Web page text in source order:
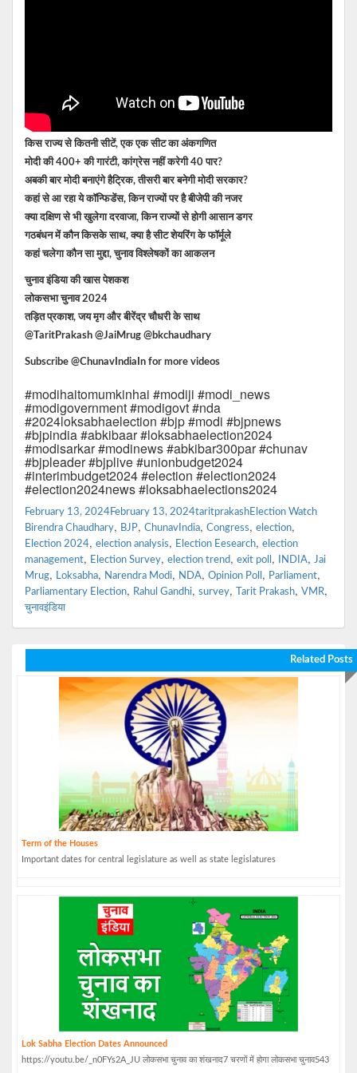
किस राज्य से कितनी सीटें, एक एक सीट का अंकगणित
मोदी की 400+ की गारंटी, कांग्रेस नहीं करेगी 40 पार?
अबकी बार मोदी बनाएंगे हैट्रिक, तीसरी बार बनेगी मोदी सरकार?
कहां से आ रहा ये कॉन्फिडेंस, किन राज्यों पर है बीजेपी की नजर
क्या दक्षिण से भी खुलेगा दरवाजा, किन राज्यों से होगी आसान डगर
गठबंधन में कौन किसके साथ, क्या है सीट शेयरिंग के फॉर्मूले
कहां चलेगा कौन सा मुद्दा, चुनाव विश्लेषकों का आकलन
चुनाव इंडिया की खास पेशकश
लोकसभा चुनाव 2024
तड़ित प्रकाश, जय मृग और बीरेंद्र चौधरी के साथ
@TaritPrakash @JaiMrug @bkchaudhary
Subscribe @ChunavIndiaIn for more videos
#modihaitomumkinhai #modiji #modi_news
#modigovernment #modigovt #nda
#2024loksabhaelection #bjp #modi #bjpnews
#bjpindia #abkibaar #loksabhaelection2024
#modisarkar #modinews #abkibar300par #chunav
#bjpleader #bjplive #unionbudget2024
#interimbudget2024 #election #election2024
#election2024news #loksabhaelections2024
Posted
on
February 13, 2024February 13, 2024Author
taritprakashCategories
Election WatchTags
Birendra Chaudhary, BJP, ChunavIndia, Congress, election,
Election 2024, election analysis, Election Eesearch, election
management, Election Survey, election trend, exit poll , INDIA, Jai
Mrug, Loksabha, Narendra Modi, NDA, Opinion Poll , Parliament,
Parliamentary Election, Rahul Gandhi, survey, Tarit Prakash, VMR,
चुनावइंडिया
Related Posts
Term of the Houses
Important dates for central legislature as well as state legislatures
Lok Sabha Election Dates Announced
https://youtu.be/_n0FYs2A_JU लोकसभा चुनाव का शंखनाद7 चरणों में होगा लोकसभा चुनाव543